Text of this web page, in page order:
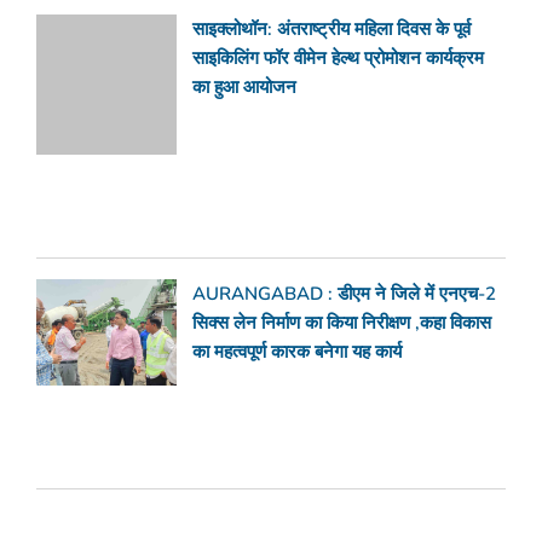
साइक्लोथॉन: अंतराष्ट्रीय महिला दिवस के पूर्व
साइकिलिंग फॉर वीमेन हेल्थ प्रोमोशन कार्यक्रम
का हुआ आयोजन
AURANGABAD : डीएम ने जिले में एनएच-2
सिक्स लेन निर्माण का किया निरीक्षण ,कहा विकास
का महत्वपूर्ण कारक बनेगा यह कार्य